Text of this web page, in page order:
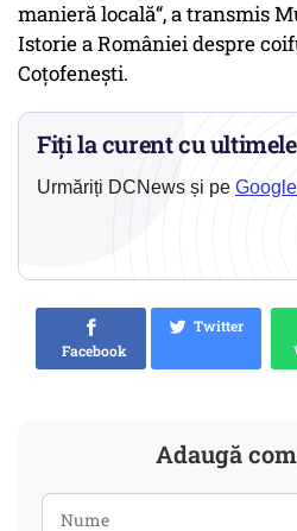
manieră locală“, a transmis
Istorie a României despre
Coțofenești.
Fiți la curent cu
Urmăriți DCNews și pe
Facebook
Twitter
Adaugă